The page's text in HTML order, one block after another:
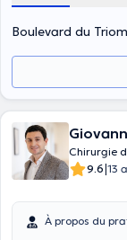
Son expérience
facilitent la
comprendre le
Boulevard du
Chirurgie
9.6|13
À propos du